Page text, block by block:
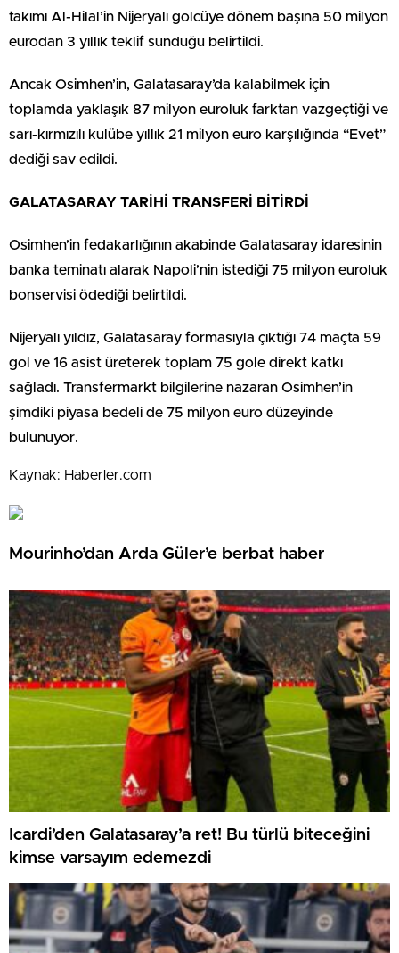
takımı Al-Hilal’in Nijeryalı golcüye dönem başına 50 milyon
eurodan 3 yıllık teklif sunduğu belirtildi.
Ancak Osimhen’in, Galatasaray’da kalabilmek için
toplamda yaklaşık 87 milyon euroluk farktan vazgeçtiği ve
sarı-kırmızılı kulübe yıllık 21 milyon euro karşılığında “Evet”
dediği sav edildi.
GALATASARAY TARİHİ TRANSFERİ BİTİRDİ
Osimhen’in fedakarlığının akabinde Galatasaray idaresinin
banka teminatı alarak Napoli’nin istediği 75 milyon euroluk
bonservisi ödediği belirtildi.
Nijeryalı yıldız, Galatasaray formasıyla çıktığı 74 maçta 59
gol ve 16 asist üreterek toplam 75 gole direkt katkı
sağladı. Transfermarkt bilgilerine nazaran Osimhen’in
şimdiki piyasa bedeli de 75 milyon euro düzeyinde
bulunuyor.
Kaynak: Haberler.com
Mourinho’dan Arda Güler’e berbat haber
Icardi’den Galatasaray’a ret! Bu türlü biteceğini
kimse varsayım edemezdi